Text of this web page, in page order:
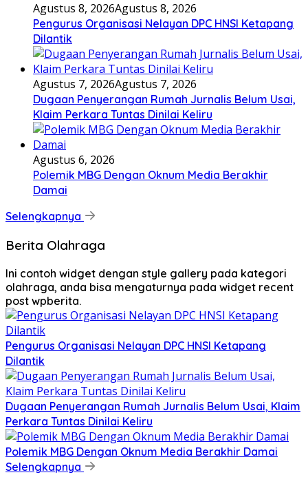
Agustus 8, 2026Agustus 8, 2026
Pengurus Organisasi Nelayan DPC HNSI Ketapang
Dilantik
Agustus 7, 2026Agustus 7, 2026
Dugaan Penyerangan Rumah Jurnalis Belum Usai,
Klaim Perkara Tuntas Dinilai Keliru
Agustus 6, 2026
Polemik MBG Dengan Oknum Media Berakhir
Damai
Selengkapnya
Berita Olahraga
Ini contoh widget dengan style gallery pada kategori
olahraga, anda bisa mengaturnya pada widget recent
post wpberita.
Pengurus Organisasi Nelayan DPC HNSI Ketapang
Dilantik
Dugaan Penyerangan Rumah Jurnalis Belum Usai, Klaim
Perkara Tuntas Dinilai Keliru
Polemik MBG Dengan Oknum Media Berakhir Damai
Selengkapnya